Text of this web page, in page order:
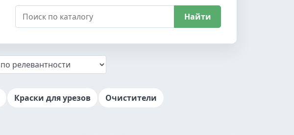
Найти
Краски для урезов
Очистители